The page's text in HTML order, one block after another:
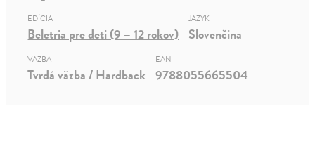
EDÍCIA
Beletria pre deti (9 – 12 rokov)
JAZYK
Slovenčina
VÄZBA
Tvrdá väzba / Hardback
EAN
9788055665504